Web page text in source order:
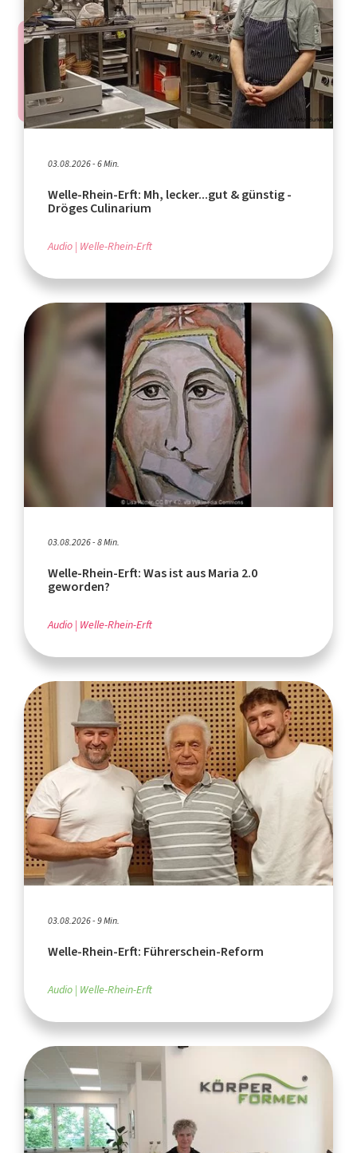
03.08.2026 - 6 Min.
Welle-Rhein-Erft: Mh, lecker...gut & günstig -
Dröges Culinarium
Audio Welle-Rhein-Erft
03.08.2026 - 8 Min.
Welle-Rhein-Erft: Was ist aus Maria 2.0
geworden?
Audio Welle-Rhein-Erft
03.08.2026 - 9 Min.
Welle-Rhein-Erft: Führerschein-Reform
Audio Welle-Rhein-Erft